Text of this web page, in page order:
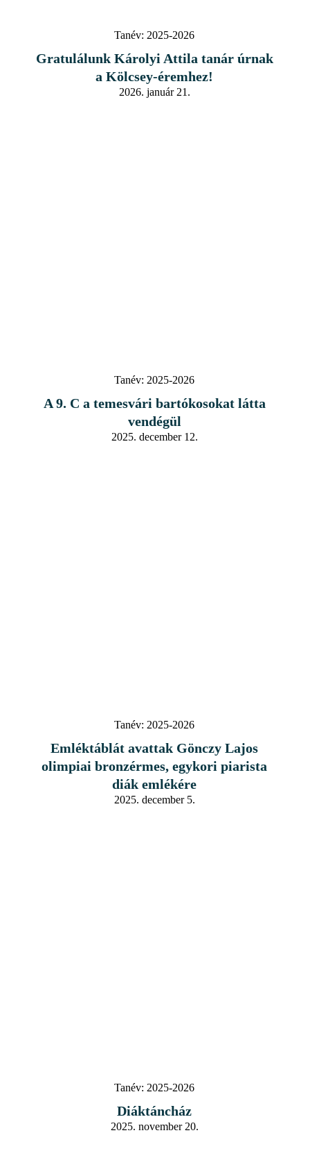
Tanév: 2025-2026
Gratulálunk Károlyi Attila tanár úrnak
a Kölcsey-éremhez!
2026. január 21.
Tanév: 2025-2026
A 9. C a temesvári bartókosokat látta
vendégül
2025. december 12.
Tanév: 2025-2026
Emléktáblát avattak Gönczy Lajos
olimpiai bronzérmes, egykori piarista
diák emlékére
2025. december 5.
Tanév: 2025-2026
Diáktáncház
2025. november 20.